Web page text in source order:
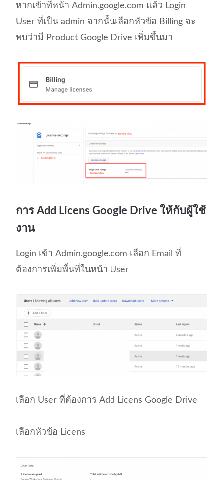
หากเข้าที่หน้า Admin.google.com แล้ว Login
User ที่เป็น admin จากนั้นเลือกหัวข้อ Billing จะ
พบว่ามี Product Google Drive เพิ่มขึ้นมา
การ Add Licens Google Drive ให้กับผู้ใช้
งาน
Login เข้า Admin.google.com เลือก Email ที่
ต้องการเพิ่มพื้นที่ในหน้า User
เลือก User ที่ต้องการ Add Licens Google Drive
เลือกหัวข้อ Licens